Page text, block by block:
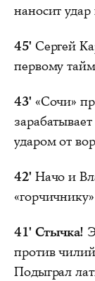
наносит
45' Сергей
первому
43' «Сочи»
ударом от
42' Начо и
41' Стычка!
против
Подыграл